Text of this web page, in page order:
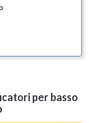
per basso